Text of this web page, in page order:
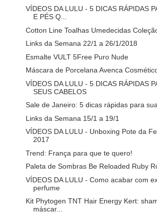
VÍDEOS DA LULU - 5 DICAS RÁPIDAS
E PÉS Q...
Cotton Line Toalhas Umedecidas
Links da Semana 22/1 a 26/1/2018
Esmalte VULT 5Free Puro Nude
Máscara de Porcelana Avenca
VÍDEOS DA LULU - 5 DICAS RÁPIDAS
SEUS CABELOS
Sale de Janeiro: 5 dicas rápidas para
Links da Semana 15/1 a 19/1
VÍDEOS DA LULU - Unboxing Pote da
2017
Trend: França para que te quero!
Paleta de Sombras Be Reloaded Ruby
VÍDEOS DA LULU - Como acabar com
perfume
Kit Phytogen TNT Hair Energy Kert:
máscar...